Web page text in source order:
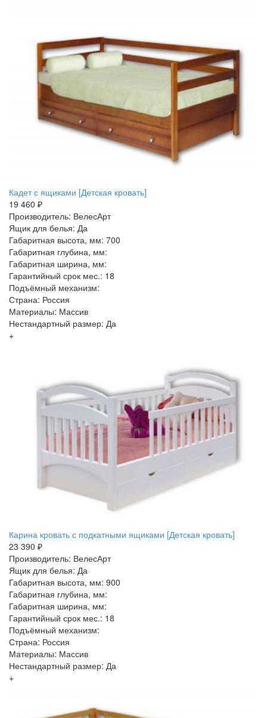
Кадет с ящиками [Детская кровать]
19 460 ₽
Производитель: ВелесАрт
Ящик для белья: Да
Габаритная высота, мм: 700
Габаритная глубина, мм:
Габаритная ширина, мм:
Гарантийный срок мес.: 18
Подъёмный механизм:
Страна: Россия
Материалы: Массив
Нестандартный размер: Да
+
Карина кровать с подкатными ящиками [Детская кровать]
23 390 ₽
Производитель: ВелесАрт
Ящик для белья: Да
Габаритная высота, мм: 900
Габаритная глубина, мм:
Габаритная ширина, мм:
Гарантийный срок мес.: 18
Подъёмный механизм:
Страна: Россия
Материалы: Массив
Нестандартный размер: Да
+